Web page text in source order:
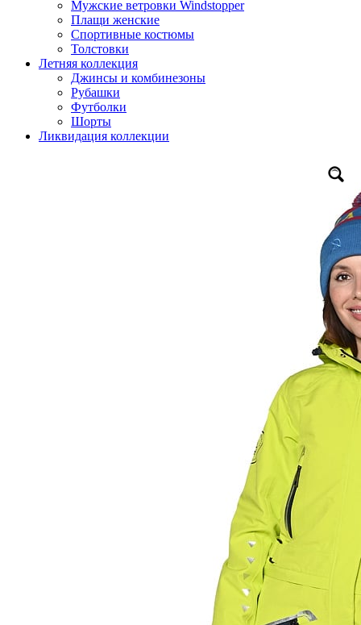
Мужские ветровки Windstopper
Плащи женские
Спортивные костюмы
Толстовки
Летняя коллекция
Джинсы и комбинезоны
Рубашки
Футболки
Шорты
Ликвидация коллекции